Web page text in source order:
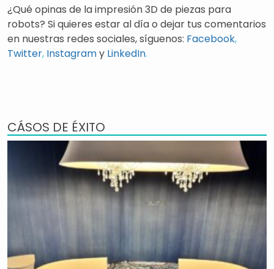
¿Qué opinas de la impresión 3D de piezas para
robots? Si quieres estar al día o dejar tus comentarios
en nuestras redes sociales, síguenos: Facebook,
Twitter, Instagramy LinkedIn.
CÁSOS DE ÉXITO